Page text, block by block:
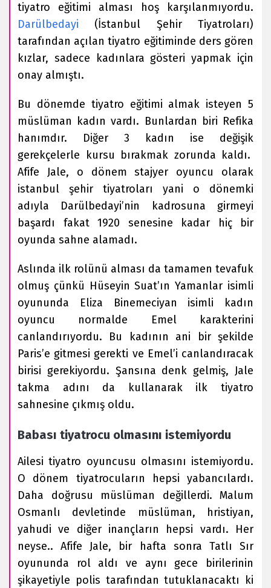
tiyatro eğitimi alması hoş karşılanmıyordu.
Darülbedayi (İstanbul Şehir Tiyatroları)
tarafından açılan tiyatro eğitiminde ders gören
kızlar, sadece kadınlara gösteri yapmak için
onay almıştı.
Bu dönemde tiyatro eğitimi almak isteyen 5
müslüman kadın vardı. Bunlardan biri Refika
hanımdır. Diğer 3 kadın ise değişik
gerekçelerle kursu bırakmak zorunda kaldı.
Afife Jale, o dönem stajyer oyuncu olarak
istanbul şehir tiyatroları yani o dönemki
adıyla Darülbedayi’nin kadrosuna girmeyi
başardı fakat 1920 senesine kadar hiç bir
oyunda sahne alamadı.
Aslında ilk rolünü alması da tamamen tevafuk
olmuş çünkü Hüseyin Suat’ın Yamanlar isimli
oyununda Eliza Binemeciyan isimli kadın
oyuncu normalde Emel karakterini
canlandırıyordu. Bu kadının ani bir şekilde
Paris’e gitmesi gerekti ve Emel’i canlandıracak
birisi gerekiyordu. Şansına denk gelmiş, Jale
takma adını da kullanarak ilk tiyatro
sahnesine çıkmış oldu.
Babası tiyatrocu olmasını istemiyordu
Ailesi tiyatro oyuncusu olmasını istemiyordu.
O dönem tiyatrocuların hepsi yabancılardı.
Daha doğrusu müslüman değillerdi. Malum
Osmanlı devletinde müslüman, hristiyan,
yahudi ve diğer inançların hepsi vardı. Her
neyse.. Afife Jale, bir hafta sonra Tatlı Sır
oyununda rol aldı ve aynı gece birilerinin
şikayetiyle polis tarafından tutuklanacaktı ki